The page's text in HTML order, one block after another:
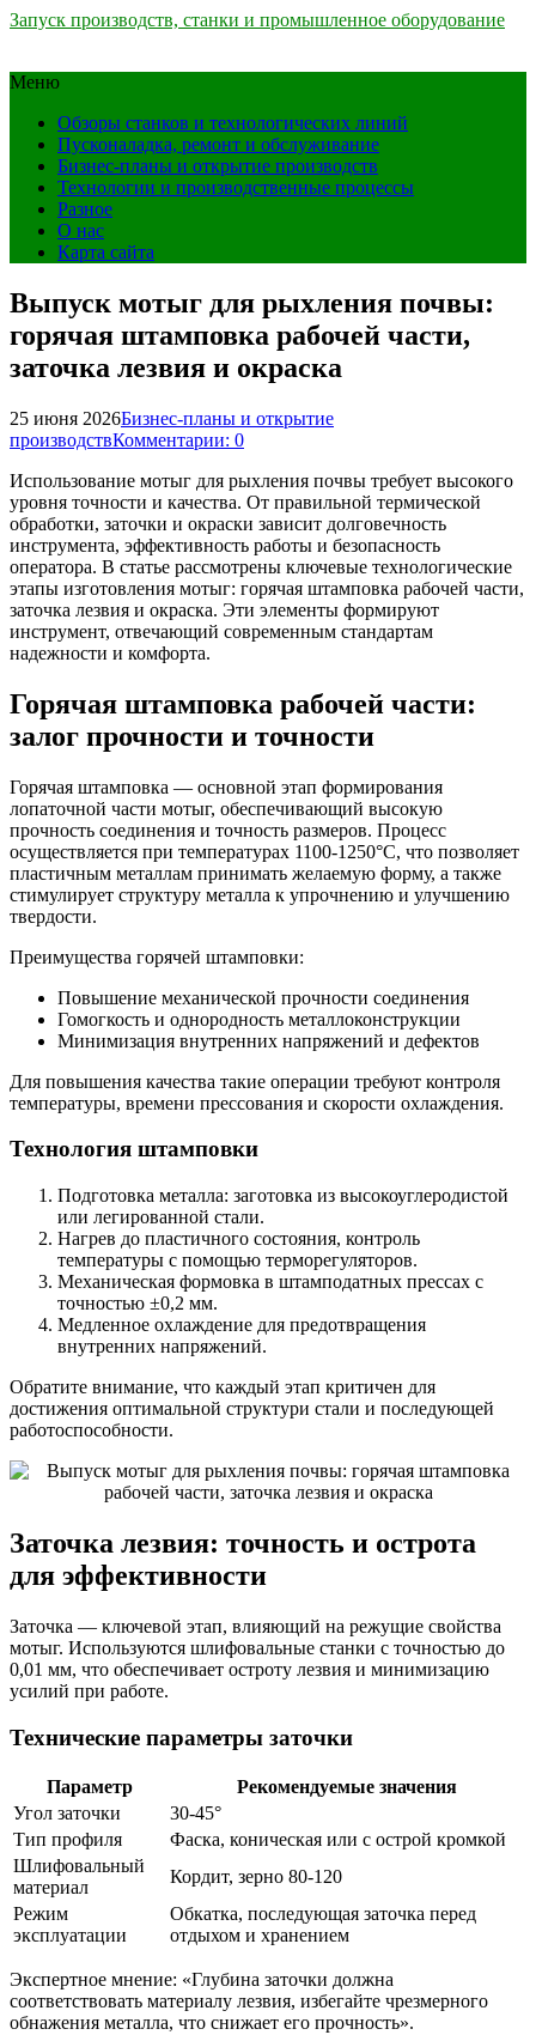
Запуск производств, станки и промышленное оборудование
Меню
Обзоры станков и технологических линий
Пусконаладка, ремонт и обслуживание
Бизнес-планы и открытие производств
Технологии и производственные процессы
Разное
О нас
Карта сайта
Выпуск мотыг для рыхления почвы:
горячая штамповка рабочей части,
заточка лезвия и окраска
25 июня 2026Бизнес-планы и открытие
производствКомментарии: 0
Использование мотыг для рыхления почвы требует высокого
уровня точности и качества. От правильной термической
обработки, заточки и окраски зависит долговечность
инструмента, эффективность работы и безопасность
оператора. В статье рассмотрены ключевые технологические
этапы изготовления мотыг: горячая штамповка рабочей части,
заточка лезвия и окраска. Эти элементы формируют
инструмент, отвечающий современным стандартам
надежности и комфорта.
Горячая штамповка рабочей части:
залог прочности и точности
Горячая штамповка — основной этап формирования
лопаточной части мотыг, обеспечивающий высокую
прочность соединения и точность размеров. Процесс
осуществляется при температурах 1100-1250°C, что позволяет
пластичным металлам принимать желаемую форму, а также
стимулирует структуру металла к упрочнению и улучшению
твердости.
Преимущества горячей штамповки:
Повышение механической прочности соединения
Гомогкость и однородность металлоконструкции
Минимизация внутренних напряжений и дефектов
Для повышения качества такие операции требуют контроля
температуры, времени прессования и скорости охлаждения.
Технология штамповки
Подготовка металла: заготовка из высокоуглеродистой
или легированной стали.
Нагрев до пластичного состояния, контроль
температуры с помощью терморегуляторов.
Механическая формовка в штамподатных прессах с
точностью ±0,2 мм.
Медленное охлаждение для предотвращения
внутренних напряжений.
Обратите внимание, что каждый этап критичен для
достижения оптимальной структури стали и последующей
работоспособности.
Заточка лезвия: точность и острота
для эффективности
Заточка — ключевой этап, влияющий на режущие свойства
мотыг. Используются шлифовальные станки с точностью до
0,01 мм, что обеспечивает остроту лезвия и минимизацию
усилий при работе.
Технические параметры заточки
Параметр
Рекомендуемые значения
Угол заточки
30-45°
Тип профиля
Фаска, коническая или с острой кромкой
Шлифовальный
материал
Кордит, зерно 80-120
Режим
эксплуатации
Обкатка, последующая заточка перед
отдыхом и хранением
Экспертное мнение: «Глубина заточки должна
соответствовать материалу лезвия, избегайте чрезмерного
обнажения металла, что снижает его прочность».